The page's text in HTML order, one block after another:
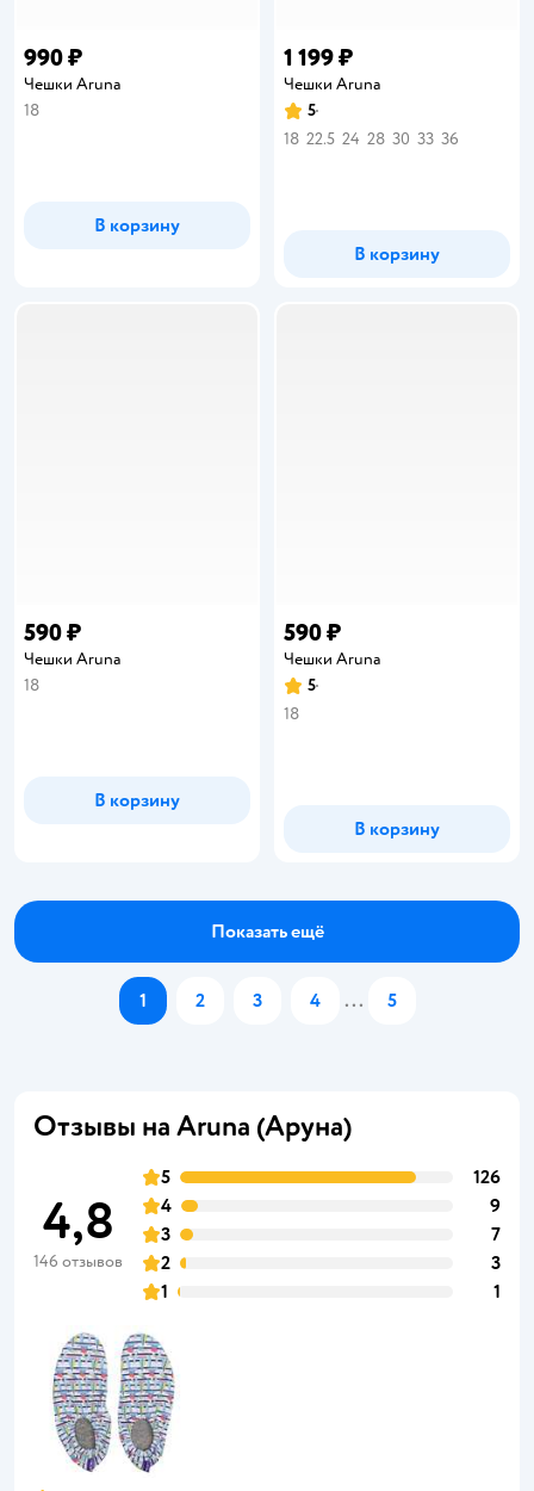
990 ₽
Чешки Aruna
18
В корзину
1 199 ₽
Чешки Aruna
Рейтинг:
5
18 22.5 24 28 30 33 36
В корзину
590 ₽
Чешки Aruna
18
В корзину
590 ₽
Чешки Aruna
Рейтинг:
5
18
В корзину
Показать ещё
1 2 3 4 ... 5
Отзывы на Aruna (Аруна)
4,8
146 отзывов
5
126
4
9
3
7
2
3
1
1